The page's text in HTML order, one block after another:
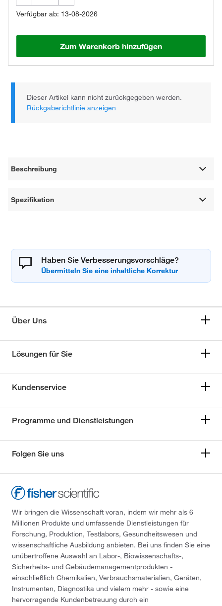
Verfügbar ab: 13-08-2026
Zum Warenkorb hinzufügen
Dieser Artikel kann nicht zurückgegeben werden.
Rückgaberichtlinie anzeigen
Beschreibung
Spezifikation
Haben Sie Verbesserungsvorschläge?
Über Uns
Lösungen für Sie
Kundenservice
Programme und Dienstleistungen
Folgen Sie uns
Wir bringen die Wissenschaft voran, indem wir mehr als 6
Millionen Produkte und umfassende Dienstleistungen für
Forschung, Produktion, Testlabors, Gesundheitswesen und
wissenschaftliche Ausbildung anbieten. Bei uns finden Sie eine
unübertroffene Auswahl an Labor-, Biowissenschafts-,
Sicherheits- und Gebäudemanagementprodukten -
einschließlich Chemikalien, Verbrauchsmaterialien, Geräten,
Instrumenten, Diagnostika und vielem mehr - sowie eine
hervorragende Kundenbetreuung durch ein